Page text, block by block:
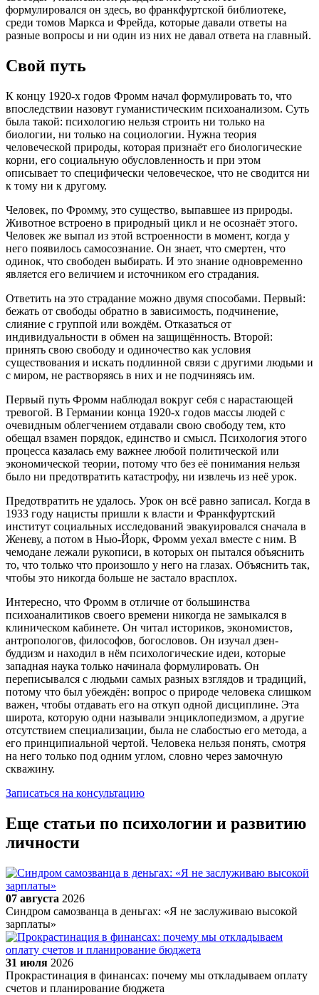
формулировался он здесь, во франкфуртской библиотеке,
среди томов Маркса и Фрейда, которые давали ответы на
разные вопросы и ни один из них не давал ответа на главный.
Свой путь
К концу 1920-х годов Фромм начал формулировать то, что
впоследствии назовут гуманистическим психоанализом. Суть
была такой: психологию нельзя строить ни только на
биологии, ни только на социологии. Нужна теория
человеческой природы, которая признаёт его биологические
корни, его социальную обусловленность и при этом
описывает то специфически человеческое, что не сводится ни
к тому ни к другому.
Человек, по Фромму, это существо, выпавшее из природы.
Животное встроено в природный цикл и не осознаёт этого.
Человек же выпал из этой встроенности в момент, когда у
него появилось самосознание. Он знает, что смертен, что
одинок, что свободен выбирать. И это знание одновременно
является его величием и источником его страдания.
Ответить на это страдание можно двумя способами. Первый:
бежать от свободы обратно в зависимость, подчинение,
слияние с группой или вождём. Отказаться от
индивидуальности в обмен на защищённость. Второй:
принять свою свободу и одиночество как условия
существования и искать подлинной связи с другими людьми и
с миром, не растворяясь в них и не подчиняясь им.
Первый путь Фромм наблюдал вокруг себя с нарастающей
тревогой. В Германии конца 1920-х годов массы людей с
очевидным облегчением отдавали свою свободу тем, кто
обещал взамен порядок, единство и смысл. Психология этого
процесса казалась ему важнее любой политической или
экономической теории, потому что без её понимания нельзя
было ни предотвратить катастрофу, ни извлечь из неё урок.
Предотвратить не удалось. Урок он всё равно записал. Когда в
1933 году нацисты пришли к власти и Франкфуртский
институт социальных исследований эвакуировался сначала в
Женеву, а потом в Нью-Йорк, Фромм уехал вместе с ним. В
чемодане лежали рукописи, в которых он пытался объяснить
то, что только что произошло у него на глазах. Объяснить так,
чтобы это никогда больше не застало врасплох.
Интересно, что Фромм в отличие от большинства
психоаналитиков своего времени никогда не замыкался в
клиническом кабинете. Он читал историков, экономистов,
антропологов, философов, богословов. Он изучал дзен-
буддизм и находил в нём психологические идеи, которые
западная наука только начинала формулировать. Он
переписывался с людьми самых разных взглядов и традиций,
потому что был убеждён: вопрос о природе человека слишком
важен, чтобы отдавать его на откуп одной дисциплине. Эта
широта, которую одни называли энциклопедизмом, а другие
отсутствием специализации, была не слабостью его метода, а
его принципиальной чертой. Человека нельзя понять, смотря
на него только под одним углом, словно через замочную
скважину.
Записаться на консультацию
Еще статьи по психологии и развитию
личности
07 августа 2026
Синдром самозванца в деньгах: «Я не заслуживаю высокой
зарплаты»
31 июля 2026
Прокрастинация в финансах: почему мы откладываем оплату
счетов и планирование бюджета